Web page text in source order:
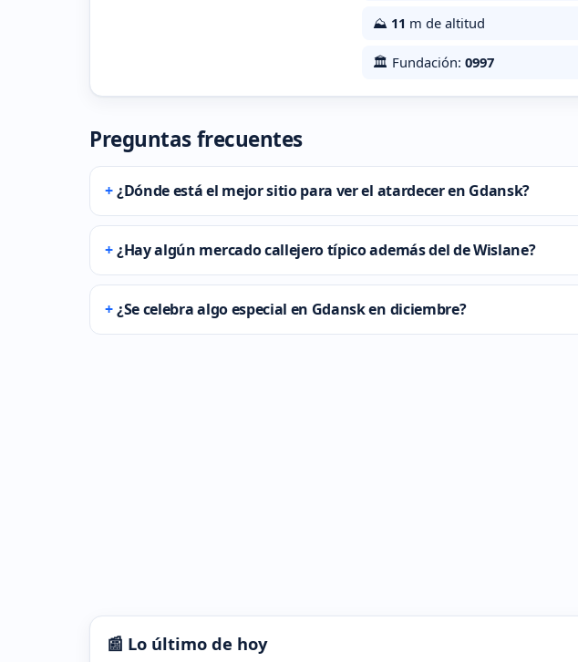
⛰️ 11 m de altitud
🏛️ Fundación: 0997
Preguntas frecuentes
¿Dónde está el mejor sitio para ver el atardecer en Gdansk?
¿Hay algún mercado callejero típico además del de Wislane?
¿Se celebra algo especial en Gdansk en diciembre?
📰 Lo último de hoy